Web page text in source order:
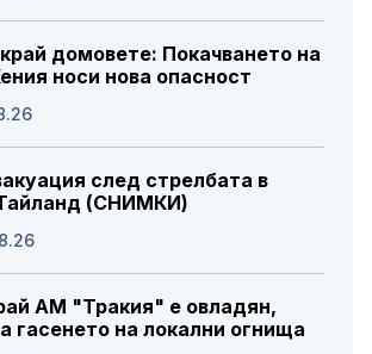
домовете: Покачването на
носи нова опасност
след стрелбата в
(СНИМКИ)
АМ "Тракия" е овладян,
гасенето на локални огнища